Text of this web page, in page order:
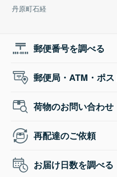
丹原町石経
郵便番号を調べる
郵便局・ATM・ポ
荷物のお問い合わせ
再配達のご依頼
お届け日数を調べる